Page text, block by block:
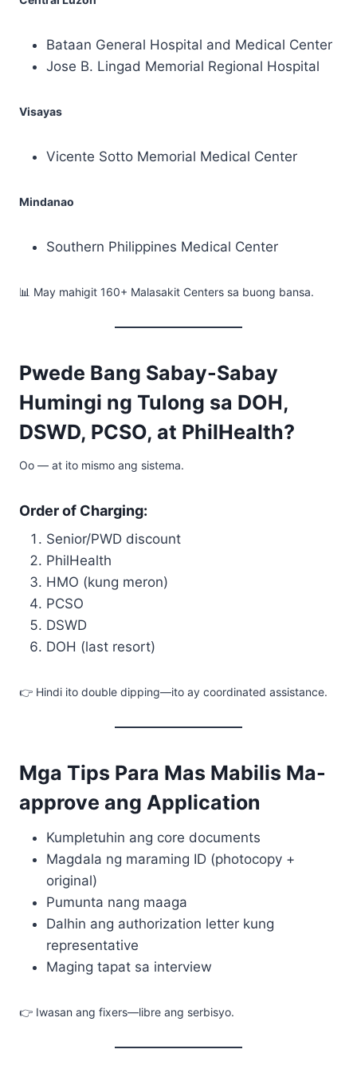
Bataan General Hospital and Medical Center
Jose B. Lingad Memorial Regional Hospital
Visayas
Vicente Sotto Memorial Medical Center
Mindanao
Southern Philippines Medical Center
📊 May mahigit 160+ Malasakit Centers sa buong bansa.
Pwede Bang Sabay-Sabay
Humingi ng Tulong sa DOH,
DSWD, PCSO, at PhilHealth?
Oo — at ito mismo ang sistema.
Order of Charging:
Senior/PWD discount
PhilHealth
HMO (kung meron)
PCSO
DSWD
DOH (last resort)
👉 Hindi ito double dipping—ito ay coordinated assistance.
Mga Tips Para Mas Mabilis Ma-
approve ang Application
Kumpletuhin ang core documents
Magdala ng maraming ID (photocopy +
original)
Pumunta nang maaga
Dalhin ang authorization letter kung
representative
Maging tapat sa interview
👉 Iwasan ang fixers—libre ang serbisyo.